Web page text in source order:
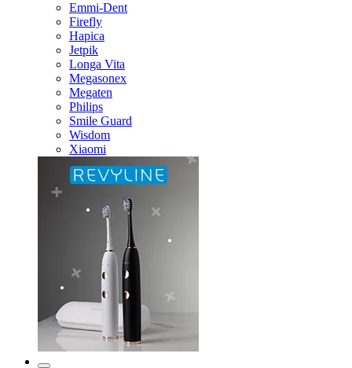
Emmi-Dent
Firefly
Hapica
Jetpik
Longa Vita
Megasonex
Megaten
Philips
Smile Guard
Wisdom
Xiaomi